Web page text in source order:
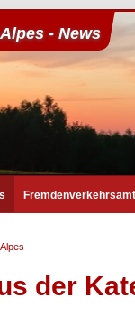
- News
Fremdenverkehrsamt
der